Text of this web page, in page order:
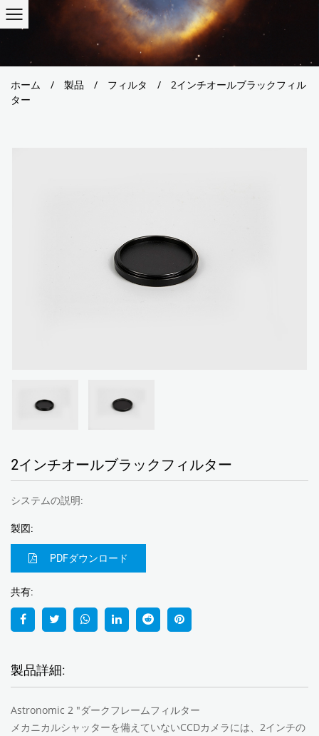
ホーム / 製品 / フィルタ /
2インチオールブラックフィル
ター
2インチオールブラックフィルター
システムの説明:
製図:
PDFダウンロード
共有:
製品詳細:
Astronomic 2 "ダークフレームフィルター
メカニカルシャッターを備えていないCCDカメラには、2インチの